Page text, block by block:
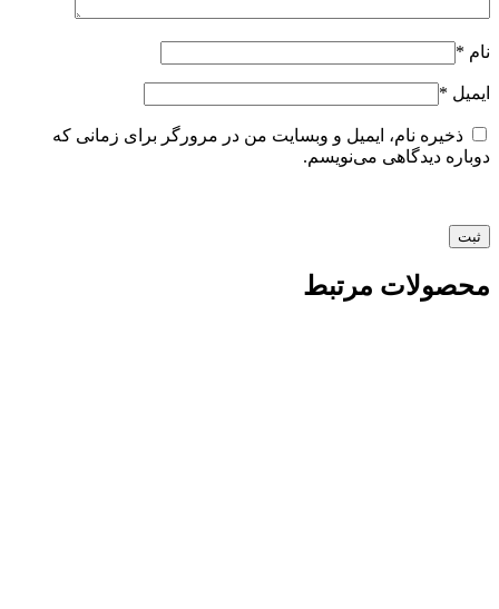
نام *
ایمیل *
ذخیره نام، ایمیل و وبسایت من در مرورگر برای زمانی که
دوباره دیدگاهی می‌نویسم.
محصولات مرتبط